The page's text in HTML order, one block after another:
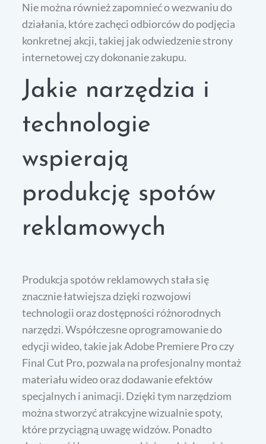
Nie można również zapomnieć o wezwaniu do
działania, które zachęci odbiorców do podjęcia
konkretnej akcji, takiej jak odwiedzenie strony
internetowej czy dokonanie zakupu.
Jakie narzędzia i
technologie
wspierają
produkcję spotów
reklamowych
Produkcja spotów reklamowych stała się
znacznie łatwiejsza dzięki rozwojowi
technologii oraz dostępności różnorodnych
narzędzi. Współczesne oprogramowanie do
edycji wideo, takie jak Adobe Premiere Pro czy
Final Cut Pro, pozwala na profesjonalny montaż
materiału wideo oraz dodawanie efektów
specjalnych i animacji. Dzięki tym narzędziom
można stworzyć atrakcyjne wizualnie spoty,
które przyciągną uwagę widzów. Ponadto